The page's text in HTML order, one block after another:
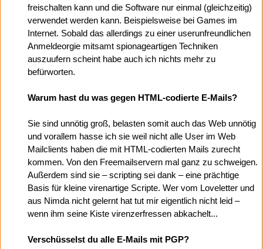
freischalten kann und die Software nur einmal (gleichzeitig)
verwendet werden kann. Beispielsweise bei Games im
Internet. Sobald das allerdings zu einer userunfreundlichen
Anmeldeorgie mitsamt spionageartigen Techniken
auszuufern scheint habe auch ich nichts mehr zu
befürworten.
Warum hast du was gegen HTML-codierte E-Mails?
Sie sind unnötig groß, belasten somit auch das Web unnötig
und vorallem hasse ich sie weil nicht alle User im Web
Mailclients haben die mit HTML-codierten Mails zurecht
kommen. Von den Freemailservern mal ganz zu schweigen.
Außerdem sind sie – scripting sei dank – eine prächtige
Basis für kleine virenartige Scripte. Wer vom Loveletter und
aus Nimda nicht gelernt hat tut mir eigentlich nicht leid –
wenn ihm seine Kiste virenzerfressen abkachelt...
Verschüsselst du alle E-Mails mit PGP?